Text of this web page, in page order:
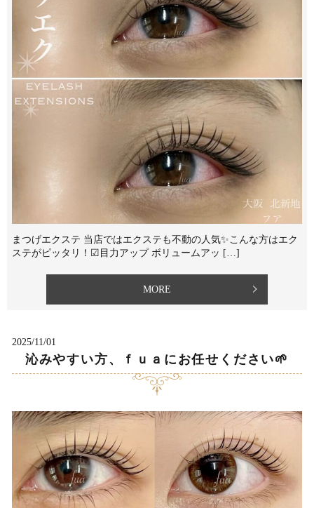
まつげエクステ 当店ではエクステも不動の人気✨⁡こんな方はエク
ステがピッタリ！⁡☑︎目力アップ ボリュームアッ […]
MORE
2025/11/01
沁みやすい方、ｆｕａにお任せください🌱